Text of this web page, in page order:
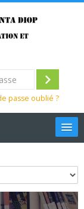
passe oublié ?